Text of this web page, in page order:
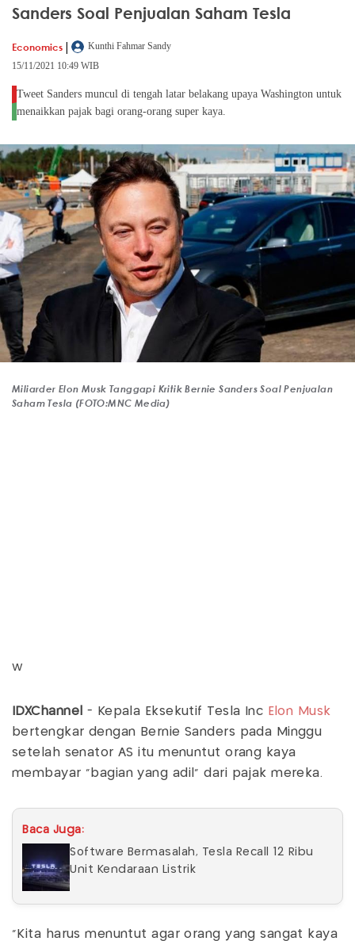
Sanders Soal Penjualan Saham Tesla
Economics |
Kunthi Fahmar Sandy
15/11/2021 10:49 WIB
Tweet Sanders muncul di tengah latar belakang upaya Washington untuk
menaikkan pajak bagi orang-orang super kaya.
Miliarder Elon Musk Tanggapi Kritik Bernie Sanders Soal Penjualan
Saham Tesla (FOTO:MNC Media)
w
IDXChannel - Kepala Eksekutif Tesla Inc Elon Musk
bertengkar dengan Bernie Sanders pada Minggu
setelah senator AS itu menuntut orang kaya
membayar "bagian yang adil" dari pajak mereka.
Baca Juga:
Software Bermasalah, Tesla Recall 12 Ribu
Unit Kendaraan Listrik
"Kita harus menuntut agar orang yang sangat kaya